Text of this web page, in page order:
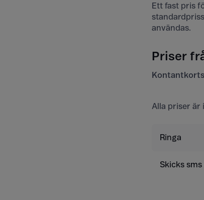
Ett fast pris
användas.
Priser
Alla priser är
Ringa
Skicks